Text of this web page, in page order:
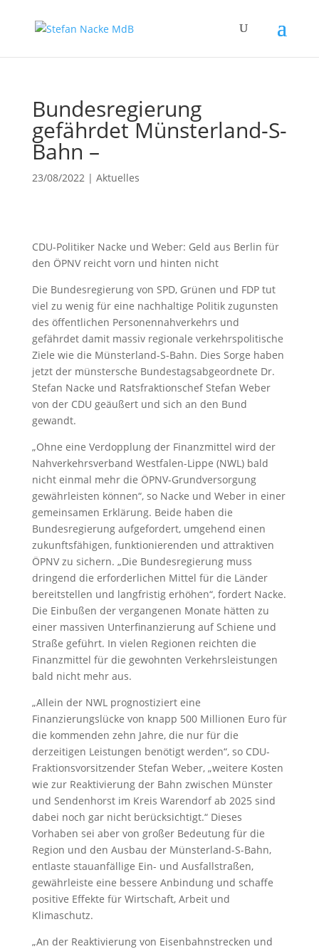
Bundesregierung
gefährdet Münsterland-S-
Bahn –
23/08/2022| Aktuelles
CDU-Politiker Nacke und Weber: Geld aus Berlin für
den ÖPNV reicht vorn und hinten nicht
Die Bundesregierung von SPD, Grünen und FDP tut
viel zu wenig für eine nachhaltige Politik zugunsten
des öffentlichen Personennahverkehrs und
gefährdet damit massiv regionale verkehrspolitische
Ziele wie die Münsterland-S-Bahn. Dies Sorge haben
jetzt der münstersche Bundestagsabgeordnete Dr.
Stefan Nacke und Ratsfraktionschef Stefan Weber
von der CDU geäußert und sich an den Bund
gewandt.
„Ohne eine Verdopplung der Finanzmittel wird der
Nahverkehrsverband Westfalen-Lippe (NWL) bald
nicht einmal mehr die ÖPNV-Grundversorgung
gewährleisten können“, so Nacke und Weber in einer
gemeinsamen Erklärung. Beide haben die
Bundesregierung aufgefordert, umgehend einen
zukunftsfähigen, funktionierenden und attraktiven
ÖPNV zu sichern. „Die Bundesregierung muss
dringend die erforderlichen Mittel für die Länder
bereitstellen und langfristig erhöhen“, fordert Nacke.
Die Einbußen der vergangenen Monate hätten zu
einer massiven Unterfinanzierung auf Schiene und
Straße geführt. In vielen Regionen reichten die
Finanzmittel für die gewohnten Verkehrsleistungen
bald nicht mehr aus.
„Allein der NWL prognostiziert eine
Finanzierungslücke von knapp 500 Millionen Euro für
die kommenden zehn Jahre, die nur für die
derzeitigen Leistungen benötigt werden“, so CDU-
Fraktionsvorsitzender Stefan Weber, „weitere Kosten
wie zur Reaktivierung der Bahn zwischen Münster
und Sendenhorst im Kreis Warendorf ab 2025 sind
dabei noch gar nicht berücksichtigt.“ Dieses
Vorhaben sei aber von großer Bedeutung für die
Region und den Ausbau der Münsterland-S-Bahn,
entlaste stauanfällige Ein- und Ausfallstraßen,
gewährleiste eine bessere Anbindung und schaffe
positive Effekte für Wirtschaft, Arbeit und
Klimaschutz.
„An der Reaktivierung von Eisenbahnstrecken und